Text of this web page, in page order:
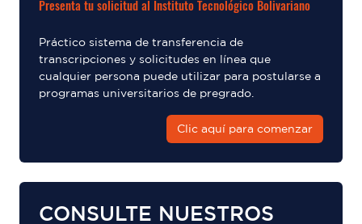
Presenta tu solicitud al Instituto Tecnológico Bolivariano
Práctico sistema de transferencia de
transcripciones y solicitudes en línea que
cualquier persona puede utilizar para postularse a
programas universitarios de pregrado.
Clic aquí para comenzar
CONSULTE NUESTROS